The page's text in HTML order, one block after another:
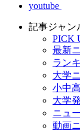
youtube
記事ジャン
PICK
最新
ラン
大学
小中
大学
ニュ
動画